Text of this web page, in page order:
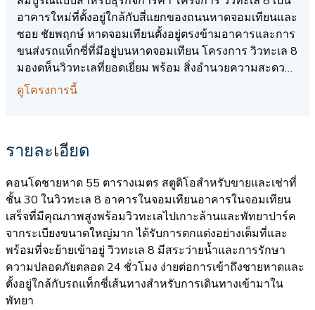
อาคารใหม่ที่ตั้งอยู่ใกล้กับสี่แยกของถนนหาดจอมเทียนและ
ซอย ชัยพฤกษ์ หาดจอมเทียนตั้งอยู่ตรงข้ามอาคารและการ
ขนส่งรถแท็กซี่ที่มีอยู่บนหาดจอมเทียน โครงการ วิวทะเล 8
มองดห็นวิวทะเลที่ยอดเยี่ยม พร้อม สิ่งอำนวยความสะดวก
รวมถึงสระว่ายน้ำ ส่วนกลาง, ร้านอาหาร, การรักษาความ
ปลอดภัยตลอด 24 ชั่วโมง, บาร์, สถานอาบอบนวด, มินิมาร์,
ดูโครงการนี้
รายละเอียด
คอนโดชายหาด 55 ตารางเมตร สตูดิโอสำหรับขายและเช่าที่
ชั้น 30 ในวิวทะเล 8 อาคารในจอมเทียนอาคารในจอมเทียน
เสร็จที่มีคุณภาพสูงพร้อมวิวทะเลไปเกาะล้านและพัทยาปาร์ค
จากระเบียงขนาดใหญ่มาก ได้รับการตกแต่งอย่างเต็มที่และ
พร้อมที่จะย้ายเข้าอยู่ วิวทะเล 8 มีสระว่ายน้ำและการรักษา
ความปลอดภัยตลอด 24 ชั่วโมง ง่ายต่อการเข้าถึงชายหาดและ
ตั้งอยู่ใกล้กับรถแท็กซี่เส้นทางสำหรับการเดินทางเข้ามาใน
พัทยา